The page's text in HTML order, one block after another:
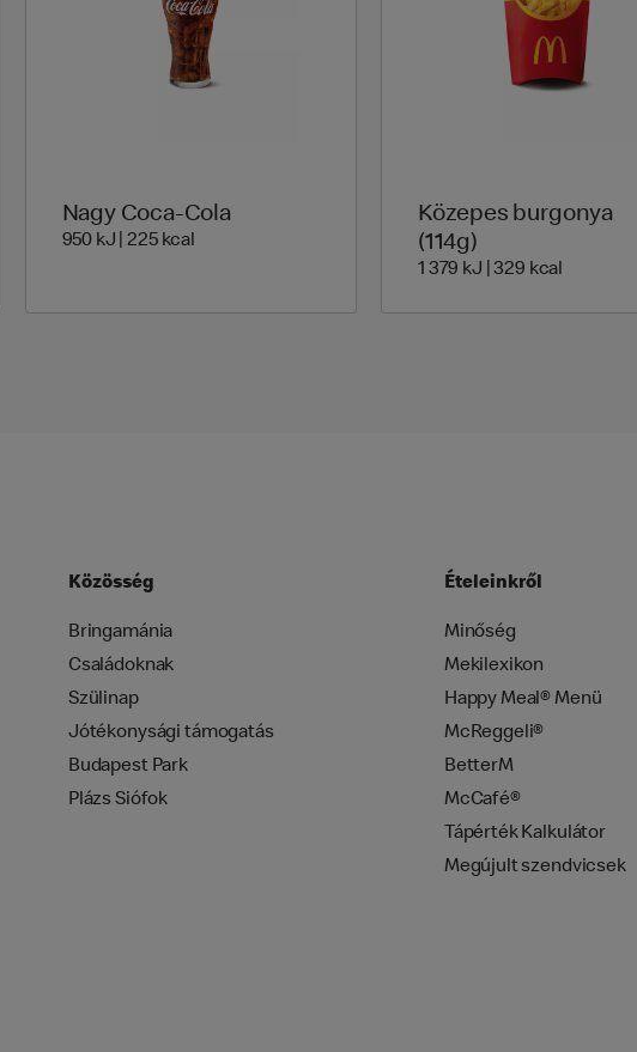
Nagy Coca-Cola
950 kJ | 225 kcal
Közepes burgonya
(114g)
1 379 kJ | 329 kcal
Közösség
Bringamánia
Családoknak
Szülinap
Jótékonysági támogatás
Budapest Park
Plázs Siófok
Ételeinkről
Minőség
Mekilexikon
Happy Meal® Menü
McReggeli®
BetterM
McCafé®
Tápérték Kalkulátor
Megújult szendvicsek